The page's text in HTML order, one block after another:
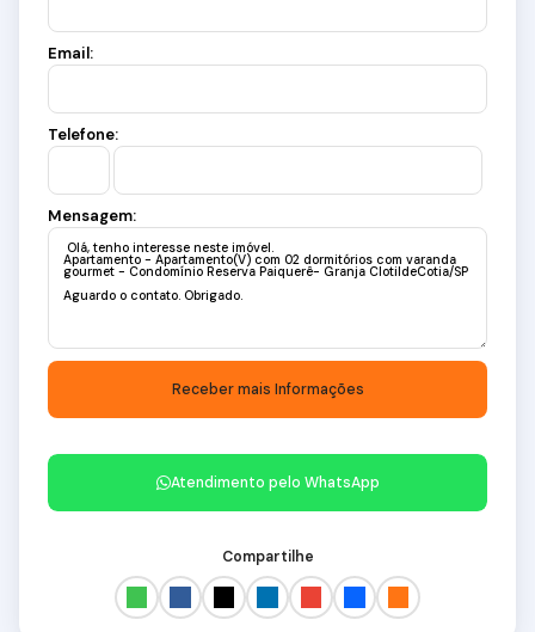
Email:
Telefone:
Mensagem:
Atendimento pelo WhatsApp
Compartilhe